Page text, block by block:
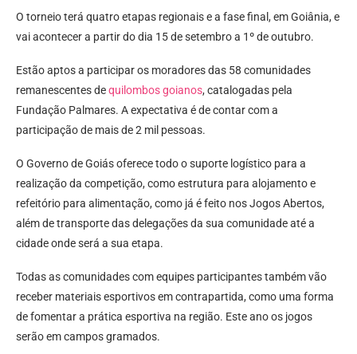
O torneio terá quatro etapas regionais e a fase final, em Goiânia, e
vai acontecer a partir do dia 15 de setembro a 1º de outubro.
Estão aptos a participar os moradores das 58 comunidades
remanescentes dequilombos goianos, catalogadas pela
Fundação Palmares. A expectativa é de contar com a
participação de mais de 2 mil pessoas.
O Governo de Goiás oferece todo o suporte logístico para a
realização da competição, como estrutura para alojamento e
refeitório para alimentação, como já é feito nos Jogos Abertos,
além de transporte das delegações da sua comunidade até a
cidade onde será a sua etapa.
Todas as comunidades com equipes participantes também vão
receber materiais esportivos em contrapartida, como uma forma
de fomentar a prática esportiva na região. Este ano os jogos
serão em campos gramados.